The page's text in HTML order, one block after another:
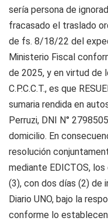
sería persona de
fracasado el traslado
de fs. 8/18/22 del
Ministerio Fiscal
de 2025, y en virtud de
C.P.C.C.T., es que
sumaria rendida en
Perruzi, DNI N°
domicilio. En
resolución
mediante EDICTOS,
(3), con dos días (2) de
Diario UNO, bajo la
conforme lo establecen